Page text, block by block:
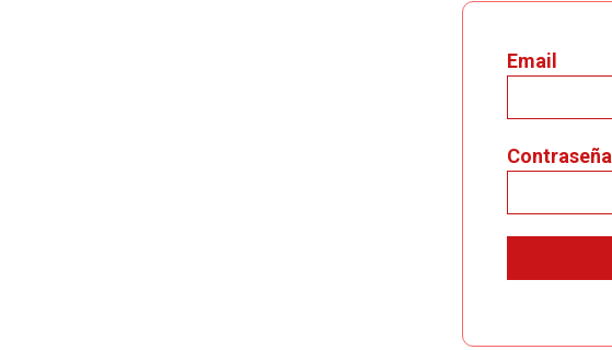
Email
Contraseña